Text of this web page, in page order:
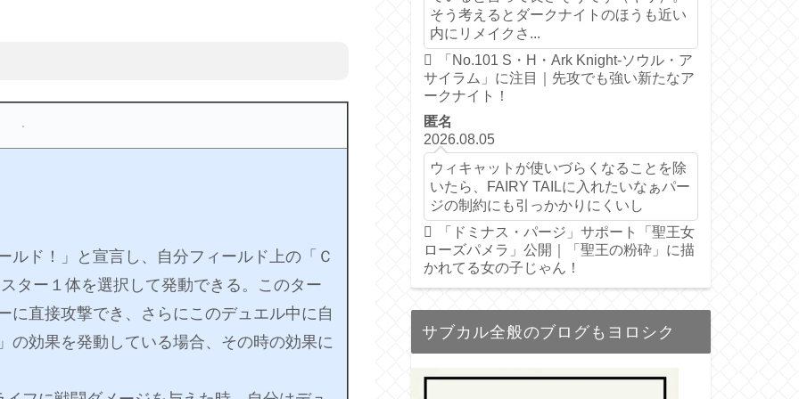
ルド！」と宣言し、自分フィールド上の「Ｃ
ター１体を選択して発動できる。このター
に直接攻撃でき、さらにこのデュエル中に自
の効果を発動している場合、その時の効果に
そう考えるとダークナイトのほうも近い
内にリメイクさ...
「No.101 S・H・Ark Knight-ソウル・ア
サイラム」に注目｜先攻でも強い新たなア
ークナイト！
匿名
2026.08.05
ウィキャットが使いづらくなることを除
いたら、FAIRY TAILに入れたいなぁパー
ジの制約にも引っかかりにくいし
「ドミナス・パージ」サポート「聖王女
ローズパメラ」公開｜「聖王の粉砕」に描
かれてる女の子じゃん！
サブカル全般のブログもヨロシク